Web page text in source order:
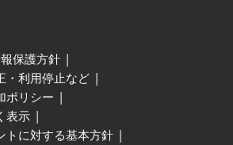
保護方針
・利用停止など
ポリシー
表示
トに対する基本方針